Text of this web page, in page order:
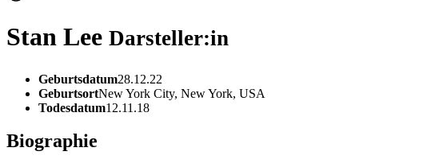
Stan Lee Darsteller:in
Geburtsdatum28.12.22
GeburtsortNew York City, New York, USA
Todesdatum12.11.18
Biographie